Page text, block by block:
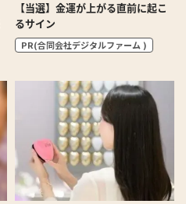
【当選】金運が上がる直前に起こ
るサイン
PR(合同会社デジタルファーム )